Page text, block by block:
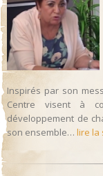
Inspirés par son
Centre visent à
développement de
son ensemble… lire la